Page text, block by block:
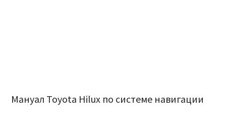
Мануал Toyota Hilux по системе навигации